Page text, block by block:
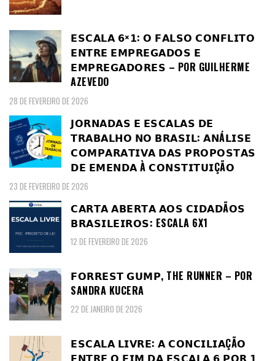
𝗘𝗦𝗖𝗔𝗟𝗔 𝟲×𝟭: 𝗢 𝗙𝗔𝗟𝗦𝗢 𝗖𝗢𝗡𝗙𝗟𝗜𝗧𝗢
𝗘𝗡𝗧𝗥𝗘 𝗘𝗠𝗣𝗥𝗘𝗚𝗔𝗗𝗢𝗦 𝗘
𝗘𝗠𝗣𝗥𝗘𝗚𝗔𝗗𝗢𝗥𝗘𝗦 – POR GUILHERME
AZEVEDO
28 DE FEVEREIRO DE 2026
𝗝𝗢𝗥𝗡𝗔𝗗𝗔𝗦 𝗘 𝗘𝗦𝗖𝗔𝗟𝗔𝗦 𝗗𝗘
𝗧𝗥𝗔𝗕𝗔𝗟𝗛𝗢 𝗡𝗢 𝗕𝗥𝗔𝗦𝗜𝗟: 𝗔𝗡Á𝗟𝗜𝗦𝗘
𝗖𝗢𝗠𝗣𝗔𝗥𝗔𝗧𝗜𝗩𝗔 𝗗𝗔𝗦 𝗣𝗥𝗢𝗣𝗢𝗦𝗧𝗔𝗦
𝗗𝗘 𝗘𝗠𝗘𝗡𝗗𝗔 À 𝗖𝗢𝗡𝗦𝗧𝗜𝗧𝗨𝗜ÇÃ𝗢
23 DE FEVEREIRO DE 2026
𝗖𝗔𝗥𝗧𝗔 𝗔𝗕𝗘𝗥𝗧𝗔 𝗔𝗢𝗦 𝗖𝗜𝗗𝗔𝗗Ã𝗢𝗦
𝗕𝗥𝗔𝗦𝗜𝗟𝗘𝗜𝗥𝗢𝗦: ESCALA 6X1
12 DE FEVEREIRO DE 2026
𝗙𝗢𝗥𝗥𝗘𝗦𝗧 𝗚𝗨𝗠𝗣, THE RUNNER – POR
SANDRA KUCERA
22 DE JANEIRO DE 2026
𝗘𝗦𝗖𝗔𝗟𝗔 𝗟𝗜𝗩𝗥𝗘: 𝗔 𝗖𝗢𝗡𝗖𝗜𝗟𝗜𝗔ÇÃ𝗢
𝗘𝗡𝗧𝗥𝗘 𝗢 𝗙𝗜𝗠 𝗗𝗔 𝗘𝗦𝗖𝗔𝗟𝗔 𝟲 𝗣𝗢𝗥 𝟭